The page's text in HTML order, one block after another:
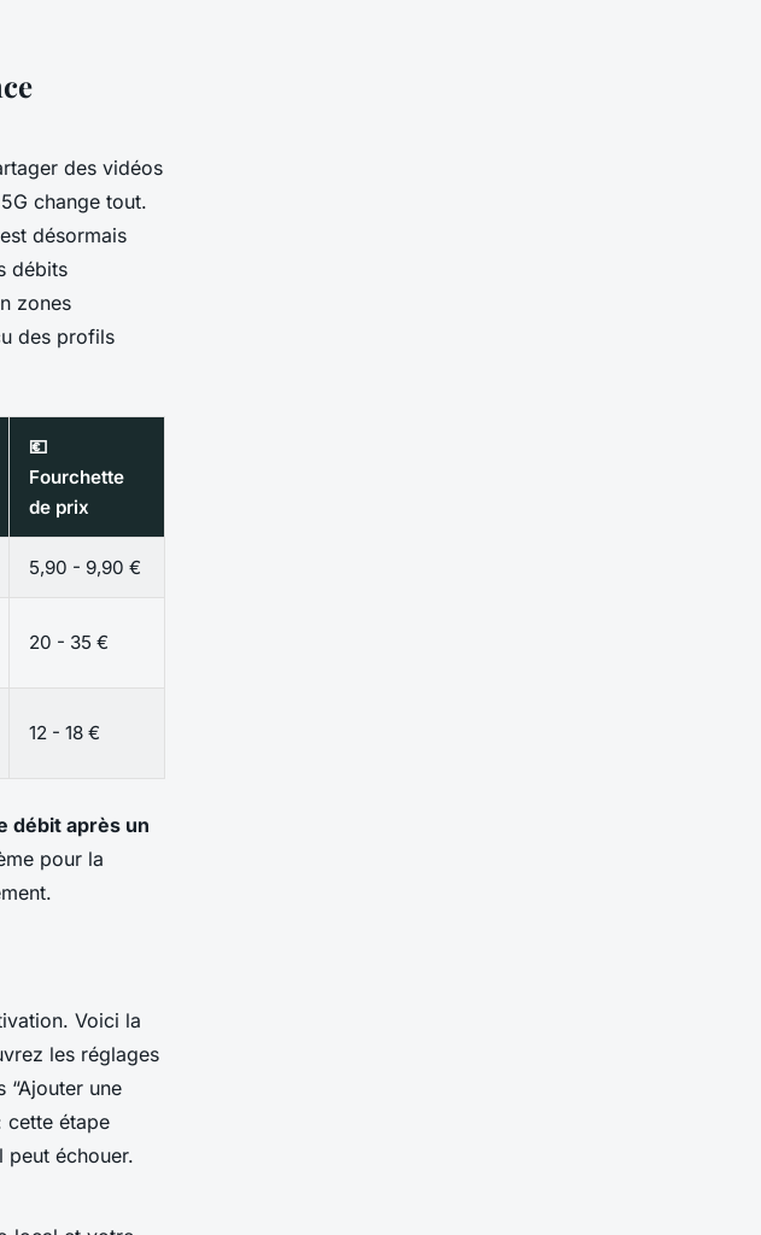
des vidéos
change tout.
désormais
débits
zones
des profils
💶
Fourchette
de prix
5,90 - 9,90 €
20 - 35 €
12 - 18 €
débit après un
pour la
Voici la
les réglages
“Ajouter une
cette étape
peut échouer.